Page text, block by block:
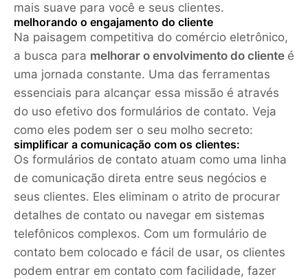
mais suave para você e seus clientes.
melhorando o engajamento do cliente
Na paisagem competitiva do comércio eletrônico,
a busca para melhorar o envolvimento do cliente é
uma jornada constante. Uma das ferramentas
essenciais para alcançar essa missão é através
do uso efetivo dos formulários de contato. Veja
como eles podem ser o seu molho secreto:
simplificar a comunicação com os clientes:
Os formulários de contato atuam como uma linha
de comunicação direta entre seus negócios e
seus clientes. Eles eliminam o atrito de procurar
detalhes de contato ou navegar em sistemas
telefônicos complexos. Com um formulário de
contato bem colocado e fácil de usar, os clientes
podem entrar em contato com facilidade, fazer